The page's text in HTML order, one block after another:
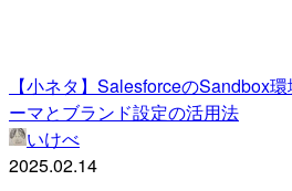
【小ネタ】SalesforceのSandbox
ーマとブランド設定の活用法
いけべ
2025.02.14